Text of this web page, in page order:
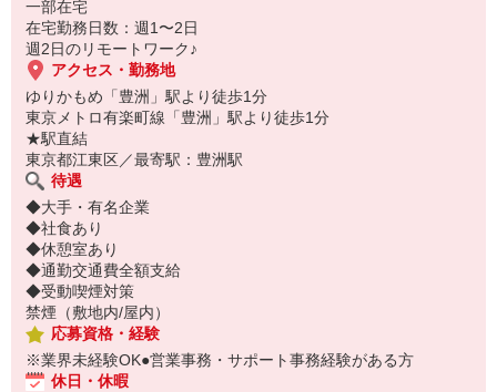
一部在宅
在宅勤務日数：週1〜2日
週2日のリモートワーク♪
アクセス・勤務地
ゆりかもめ「豊洲」駅より徒歩1分
東京メトロ有楽町線「豊洲」駅より徒歩1分
★駅直結
東京都江東区／最寄駅：豊洲駅
待遇
◆大手・有名企業
◆社食あり
◆休憩室あり
◆通勤交通費全額支給
◆受動喫煙対策
禁煙（敷地内/屋内）
応募資格・経験
※業界未経験OK●営業事務・サポート事務経験がある方
休日・休暇